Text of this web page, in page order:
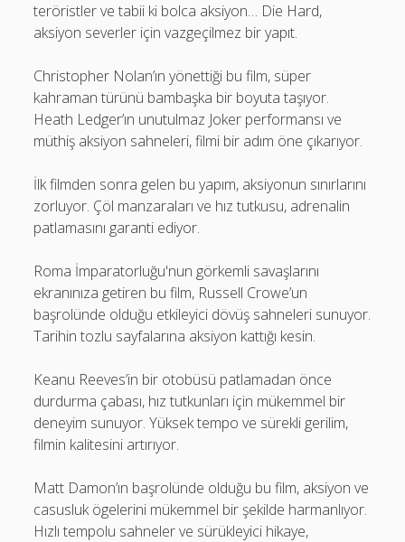
teröristler ve tabii ki bolca aksiyon… Die Hard,
aksiyon severler için vazgeçilmez bir yapıt.
Christopher Nolan’ın yönettiği bu film, süper
kahraman türünü bambaşka bir boyuta taşıyor.
Heath Ledger’ın unutulmaz Joker performansı ve
müthiş aksiyon sahneleri, filmi bir adım öne çıkarıyor.
İlk filmden sonra gelen bu yapım, aksiyonun sınırlarını
zorluyor. Çöl manzaraları ve hız tutkusu, adrenalin
patlamasını garanti ediyor.
Roma İmparatorluğu'nun görkemli savaşlarını
ekranınıza getiren bu film, Russell Crowe’un
başrolünde olduğu etkileyici dövüş sahneleri sunuyor.
Tarihin tozlu sayfalarına aksiyon kattığı kesin.
Keanu Reeves’in bir otobüsü patlamadan önce
durdurma çabası, hız tutkunları için mükemmel bir
deneyim sunuyor. Yüksek tempo ve sürekli gerilim,
filmin kalitesini artırıyor.
Matt Damon’ın başrolünde olduğu bu film, aksiyon ve
casusluk ögelerini mükemmel bir şekilde harmanlıyor.
Hızlı tempolu sahneler ve sürükleyici hikaye,